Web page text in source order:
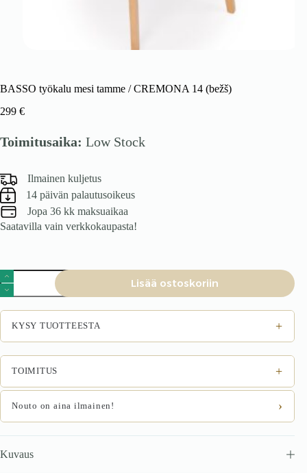
BASSO työkalu mesi tamme / CREMONA 14 (bežš)
299 €
Toimitusaika: Low Stock
Ilmainen kuljetus
14 päivän palautusoikeus
Jopa 36 kk maksuaikaa
Saatavilla vain verkkokaupasta!
BASSO
työkalu
mesi
tamme
CREMONA
14
(bežš)
määrä
Lisää ostoskoriin
KYSY TUOTTEESTA +
TOIMITUS +
Nouto on aina ilmainen! ›
Kuvaus